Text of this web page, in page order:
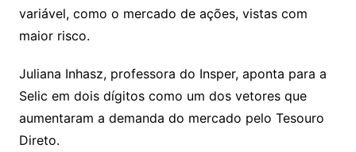
variável, como o mercado de ações, vistas com
maior risco.
Juliana Inhasz, professora do Insper, aponta para a
Selic em dois dígitos como um dos vetores que
aumentaram a demanda do mercado pelo Tesouro
Direto.